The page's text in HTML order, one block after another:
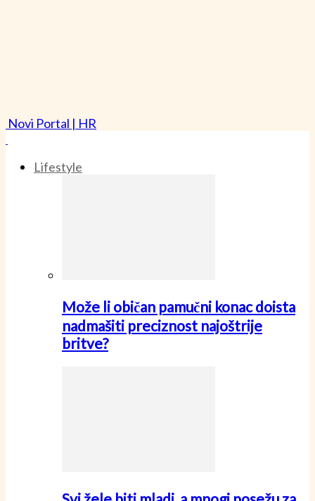
Novi Portal | HR
Lifestyle
Može li običan pamučni konac doista
nadmašiti preciznost najoštrije
britve?